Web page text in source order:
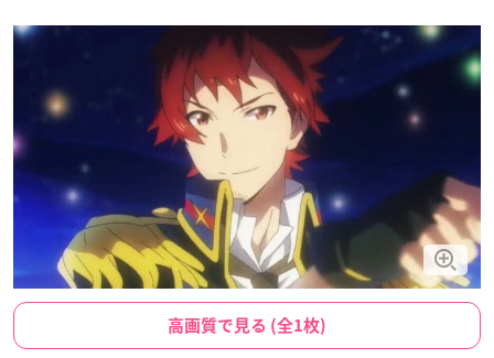
高画質で見る (全1枚)